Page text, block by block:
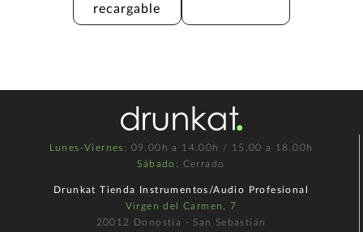
recargable
Lunes-Viernes : 09.00h a 14.00h / 15.00 a 18.00h
Sábado : Cerrado
Drunkat Tienda Instrumentos/Audio Profesional
Virgen del Carmen, 7
20012 Donostia - San Sebastián